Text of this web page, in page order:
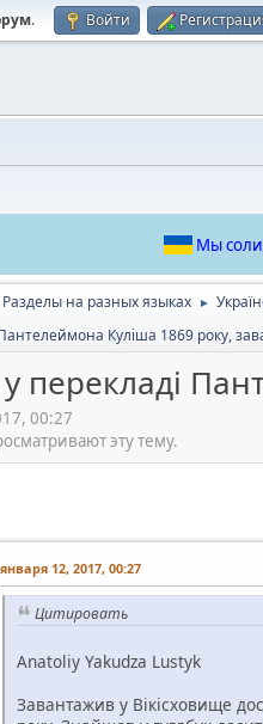
. Войти
Мы
на разных языках ►
Куліша 1869 року,
перекладі
00:27
эту тему.
января 12, 2017, 00:27
Цитировать
Anatoliy Yakudza Lustyk
Завантажив у Вікісховище